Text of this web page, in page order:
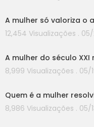
A mulher só valoriza o
12,454 Visualizações .
A mulher do século
8,999 Visualizações . 05/
Quem é a mulher
8,986 Visualizações . 05/